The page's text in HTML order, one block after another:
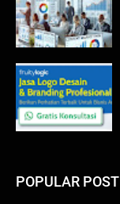
POPULAR POST